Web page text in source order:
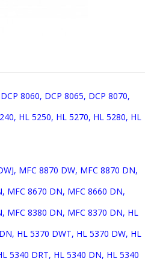
8060, DCP 8065, DCP 8070,
HL 5250, HL 5270, HL 5280, HL
MFC 8870 DW, MFC 8870 DN,
MFC 8670 DN, MFC 8660 DN,
MFC 8380 DN, MFC 8370 DN, HL
HL 5370 DWT, HL 5370 DW, HL
5340 DRT, HL 5340 DN, HL 5340